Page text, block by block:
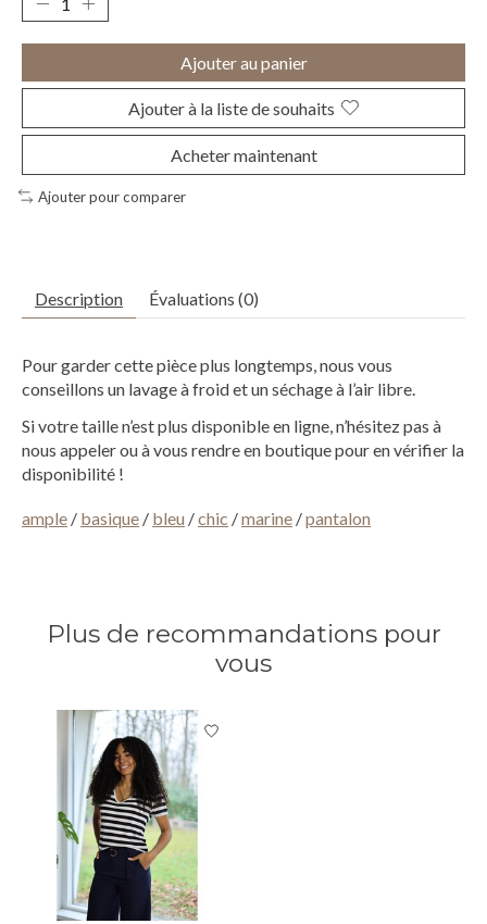
Ajouter au panier
Ajouter à la liste de souhaits
Acheter maintenant
Ajouter pour comparer
Description Évaluations (0)
Pour garder cette pièce plus longtemps, nous vous
conseillons un lavage à froid et un séchage à l’air libre.
Si votre taille n’est plus disponible en ligne, n’hésitez pas à
nous appeler ou à vous rendre en boutique pour en vérifier la
disponibilité !
ample / basique / bleu /chic /marine /pantalon
Plus de recommandations pour
vous
Articles du carrousel de produits